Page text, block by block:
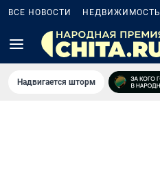
ВСЕ НОВОСТИ НЕДВИЖИМОСТЬ
Надвигается шторм